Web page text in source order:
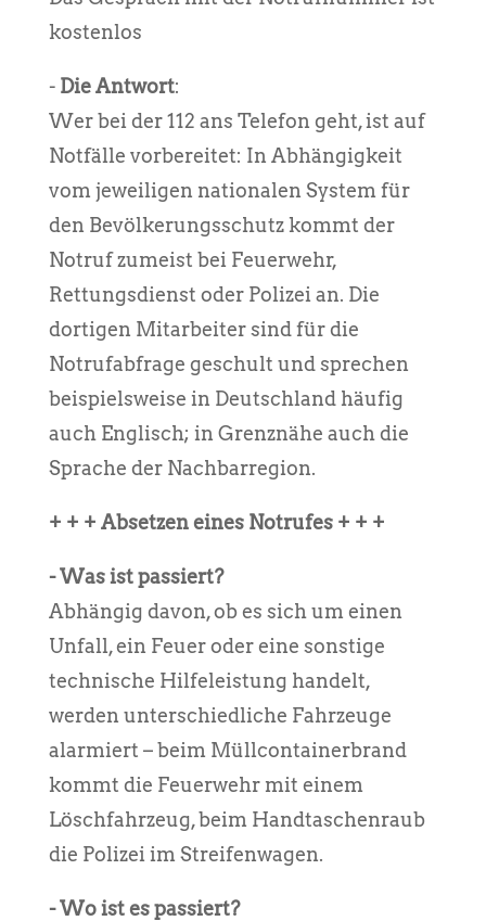
kostenlos
-Die Antwort:
Wer bei der 112 ans Telefon geht, ist auf
Notfälle vorbereitet: In Abhängigkeit
vom jeweiligen nationalen System für
den Bevölkerungsschutz kommt der
Notruf zumeist bei Feuerwehr,
Rettungsdienst oder Polizei an. Die
dortigen Mitarbeiter sind für die
Notrufabfrage geschult und sprechen
beispielsweise in Deutschland häufig
auch Englisch; in Grenznähe auch die
Sprache der Nachbarregion.
+ + + Absetzen eines Notrufes + + +
- Was ist passiert?
Abhängig davon, ob es sich um einen
Unfall, ein Feuer oder eine sonstige
technische Hilfeleistung handelt,
werden unterschiedliche Fahrzeuge
alarmiert – beim Müllcontainerbrand
kommt die Feuerwehr mit einem
Löschfahrzeug, beim Handtaschenraub
die Polizei im Streifenwagen.
- Wo ist es passiert?